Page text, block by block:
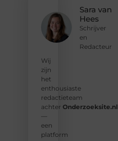
Sara van
Hees
Schrijver
en
Redacteur
Wij
zijn
het
enthousiaste
redactieteam
achter Onderzoeksite.nl
—
een
platform